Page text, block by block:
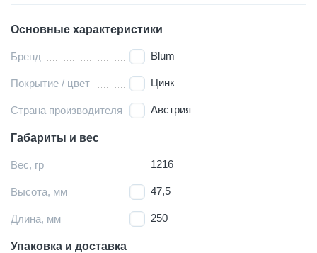
Основные характеристики
Бренд Blum
Покрытие / цвет Цинк
Страна производителя Австрия
Габариты и вес
Вес, гр 1216
Высота, мм 47,5
Длина, мм 250
Упаковка и доставка